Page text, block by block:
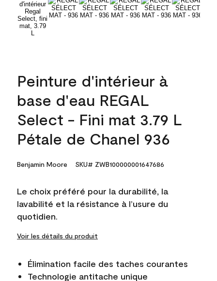
Peinture d'intérieur à
base d'eau REGAL
Select - Fini mat 3.79 L
Pétale de Chanel 936
Benjamin Moore SKU# ZWB100000001647686
Le choix préféré pour la durabilité, la
lavabilité et la résistance à l’usure du
quotidien.
Voir les détails du produit
Élimination facile des taches courantes
Technologie antitache unique